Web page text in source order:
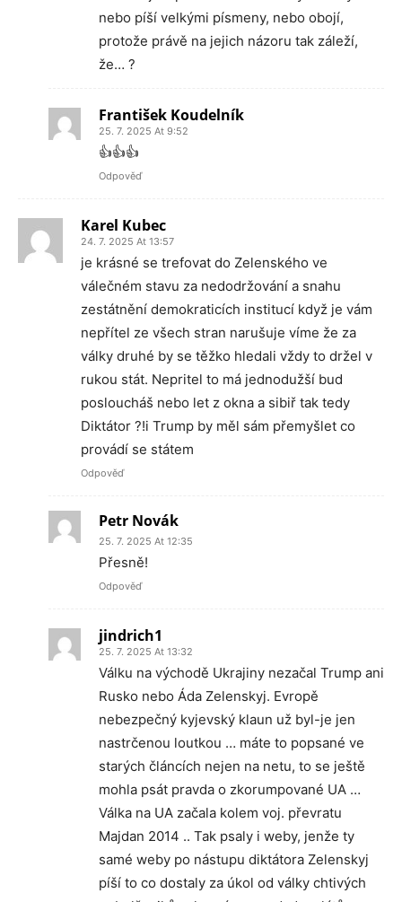
nebo píší velkými písmeny, nebo obojí,
protože právě na jejich názoru tak záleží,
že… ?
František Koudelník
25. 7. 2025 At 9:52
👍👍👍
Odpověď
Karel Kubec
24. 7. 2025 At 13:57
je krásné se trefovat do Zelenského ve
válečném stavu za nedodržování a snahu
zestátnění demokraticích institucí když je vám
nepřítel ze všech stran narušuje víme že za
války druhé by se těžko hledali vždy to držel v
rukou stát. Nepritel to má jednodužší bud
posloucháš nebo let z okna a sibiř tak tedy
Diktátor ?!i Trump by měl sám přemyšlet co
provádí se státem
Odpověď
Petr Novák
25. 7. 2025 At 12:35
Přesně!
Odpověď
jindrich1
25. 7. 2025 At 13:32
Válku na východě Ukrajiny nezačal Trump ani
Rusko nebo Áda Zelenskyj. Evropě
nebezpečný kyjevský klaun už byl-je jen
nastrčenou loutkou … máte to popsané ve
starých článcích nejen na netu, to se ještě
mohla psát pravda o zkorumpované UA …
Válka na UA začala kolem voj. převratu
Majdan 2014 .. Tak psaly i weby, jenže ty
samé weby po nástupu diktátora Zelenskyj
píší to co dostaly za úkol od války chtivých